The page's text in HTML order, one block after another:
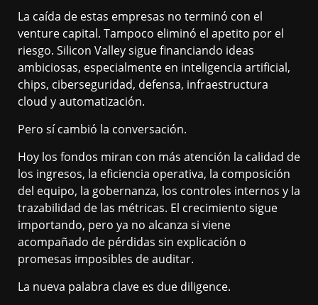
La caída de estas empresas no terminó con el
venture capital. Tampoco eliminó el apetito por el
riesgo. Silicon Valley sigue financiando ideas
ambiciosas, especialmente en inteligencia artificial,
chips, ciberseguridad, defensa, infraestructura
cloud y automatización.
Pero sí cambió la conversación.
Hoy los fondos miran con más atención la calidad de
los ingresos, la eficiencia operativa, la composición
del equipo, la gobernanza, los controles internos y la
trazabilidad de las métricas. El crecimiento sigue
importando, pero ya no alcanza si viene
acompañado de pérdidas sin explicación o
promesas imposibles de auditar.
La nueva palabra clave es due diligence.